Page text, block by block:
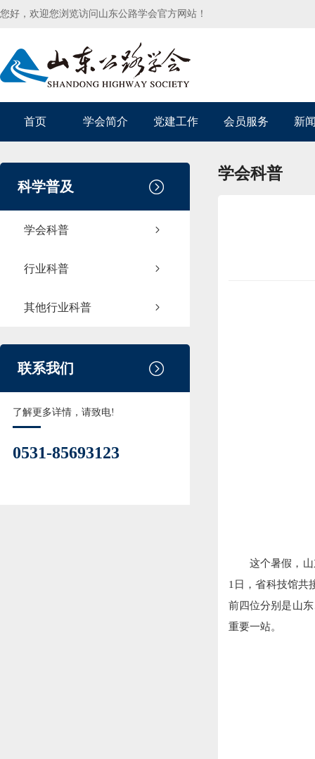
您好，欢迎您浏览访问山东公路学会官方网站！
首页 学会简介 党建工作 会员服务 新
科学普及
学会科普
行业科普
其他行业科普
联系我们
了解更多详情，请致电!
0531-85693123
学会科普
这个暑假，
1日，省科技馆共
前四位分别是山
重要一站。